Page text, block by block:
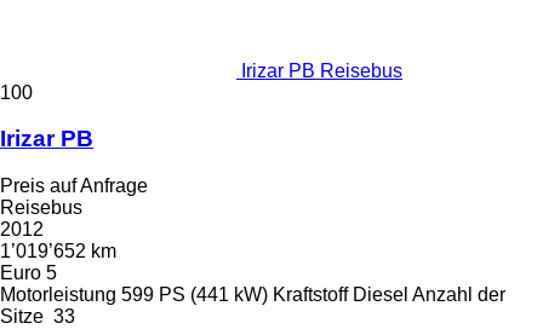
Irizar PB Reisebus
100
Irizar PB
Preis auf Anfrage
Reisebus
2012
1’019’652 km
Euro 5
Motorleistung 599 PS (441 kW) Kraftstoff Diesel Anzahl der
Sitze 33